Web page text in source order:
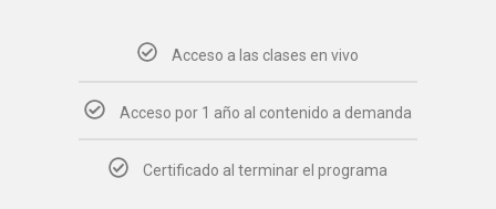
Acceso a las clases en vivo
Acceso por 1 año al contenido a demanda
Certificado al terminar el programa